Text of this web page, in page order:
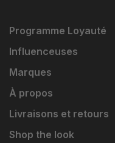
Programme Loyauté
Influenceuses
Marques
À propos
Livraisons et retours
Shop the look